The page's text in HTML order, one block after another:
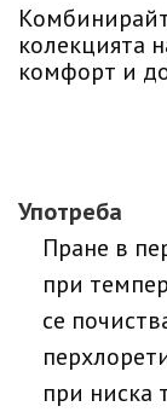
колекцията
комфорт и
Употреба
Пране в
при
се
при ниска